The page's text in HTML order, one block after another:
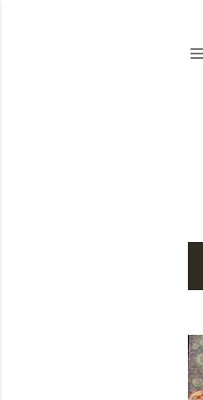
r
i
c
l